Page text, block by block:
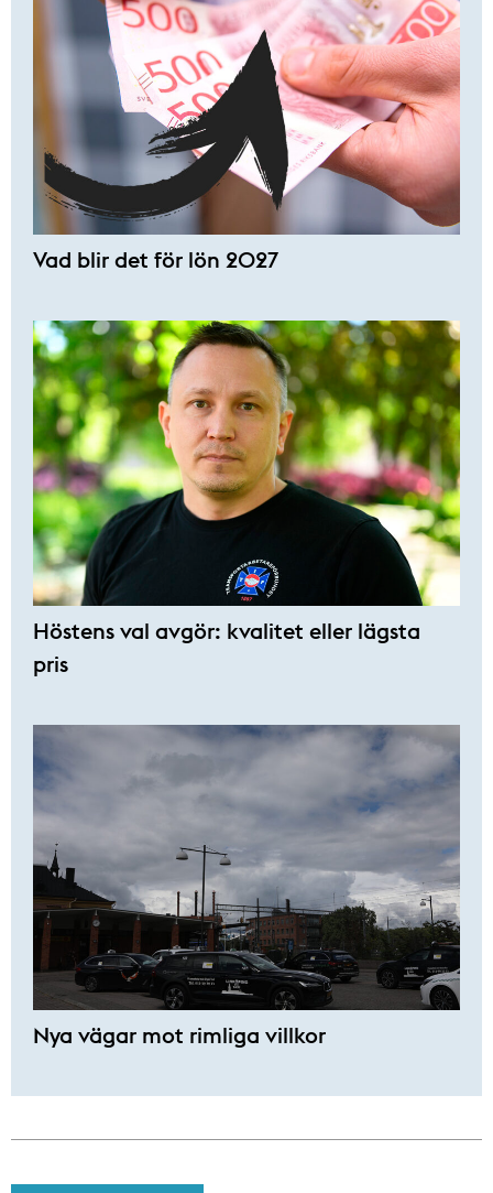
Vad blir det för lön 2027
Höstens val avgör: kvalitet eller lägsta
pris
Nya vägar mot rimliga villkor